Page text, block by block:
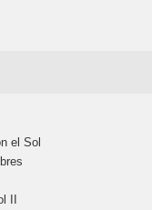
el Sol
II